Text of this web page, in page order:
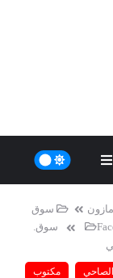
أسرة
مجتمع بوست
عمرنا | الإدمان
سوق
سوق.
مكتوب